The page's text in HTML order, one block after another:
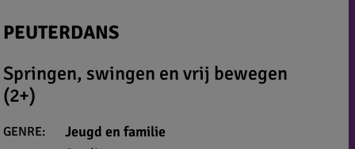
PEUTERDANS
Springen, swingen en vrij bewegen
(2+)
GENRE: Jeugd en familie